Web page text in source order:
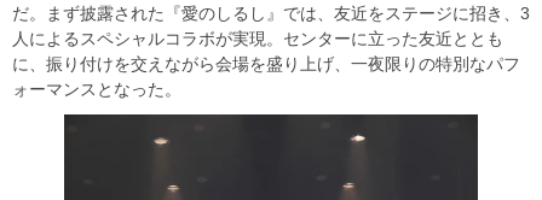
だ。まず披露された『愛のしるし』では、友近をステージに招き、3
人によるスペシャルコラボが実現。センターに立った友近ととも
に、振り付けを交えながら会場を盛り上げ、一夜限りの特別なパフ
ォーマンスとなった。